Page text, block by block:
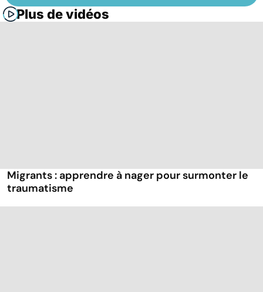
Plus de vidéos
Migrants : apprendre à nager pour surmonter le
traumatisme